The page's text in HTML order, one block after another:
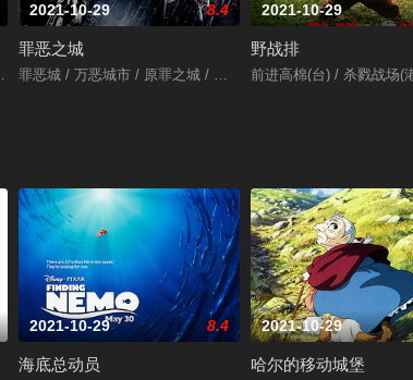
人心不古
2021-10-29 8.4
罪恶之城
罪恶城 / 万恶城市 / 原罪之城 / 罪恶都市 / 罪恶之城
2021-10-29
野战排
前进高棉(台) / 杀戮战场(
2021-10-29 8.4
海底总动员
2021-10-29
哈尔的移动城堡